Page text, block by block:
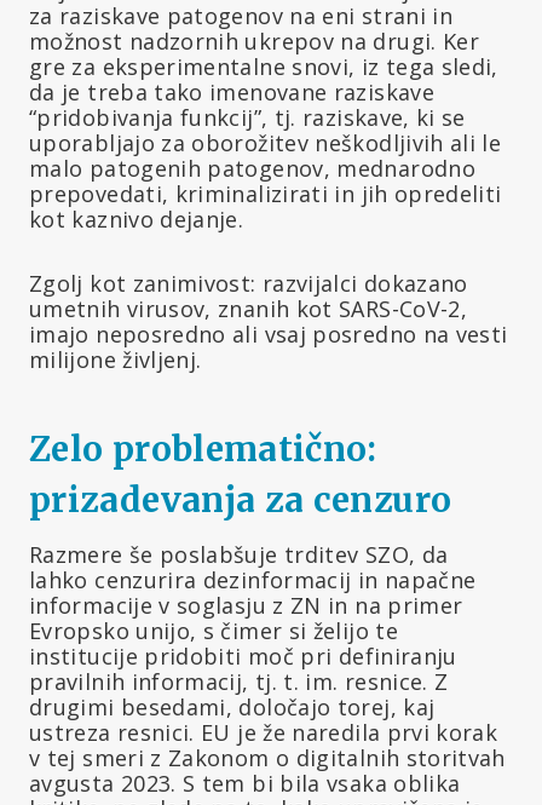
za raziskave patogenov na eni strani in
možnost nadzornih ukrepov na drugi. Ker
gre za eksperimentalne snovi, iz tega sledi,
da je treba tako imenovane raziskave
“pridobivanja funkcij”, tj. raziskave, ki se
uporabljajo za oborožitev neškodljivih ali le
malo patogenih patogenov, mednarodno
prepovedati, kriminalizirati in jih opredeliti
kot kaznivo dejanje.
Zgolj kot zanimivost: razvijalci dokazano
umetnih virusov, znanih kot SARS-CoV-2,
imajo neposredno ali vsaj posredno na vesti
milijone življenj.
Zelo problematično:
prizadevanja za cenzuro
Razmere še poslabšuje trditev SZO, da
lahko cenzurira dezinformacij in napačne
informacije v soglasju z ZN in na primer
Evropsko unijo, s čimer si želijo te
institucije pridobiti moč pri definiranju
pravilnih informacij, tj. t. im. resnice. Z
drugimi besedami, določajo torej, kaj
ustreza resnici. EU je že naredila prvi korak
v tej smeri z Zakonom o digitalnih storitvah
avgusta 2023. S tem bi bila vsaka oblika